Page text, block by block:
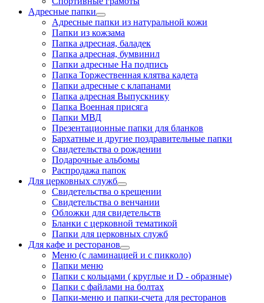
Адресные папки
Адресные папки из натуральной кожи
Папки из кожзама
Папка адресная, баладек
Папка адресная, бумвинил
Папки адресные На подпись
Папка Торжественная клятва кадета
Папки адресные с клапанами
Папка адресная Выпускнику
Папка Военная присяга
Папки МВД
Презентационные папки для бланков
Бархатные и другие поздравительные папки
Свидетельства о рождении
Подарочные альбомы
Распродажа папок
Для церковных служб
Свидетельства о крещении
Свидетельства о венчании
Обложки для свидетельств
Бланки с церковной тематикой
Папки для церковных служб
Для кафе и ресторанов
Меню (с ламинацией и с пикколо)
Папки меню
Папки с кольцами ( круглые и D - образные)
Папки с файлами на болтах
Папки-меню и папки-счета для ресторанов